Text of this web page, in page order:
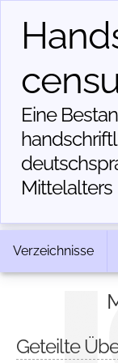
Eine
Mittelalters
Verzeichnisse
Geteilte